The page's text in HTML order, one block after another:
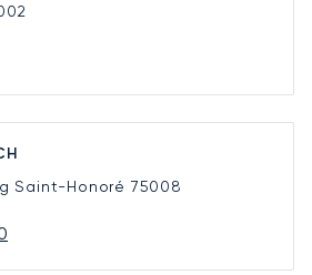
Saint-Honoré 75008